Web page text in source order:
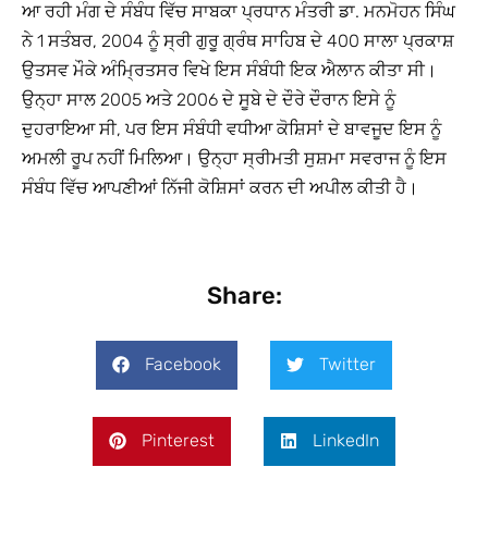
ਆ ਰਹੀ ਮੰਗ ਦੇ ਸੰਬੰਧ ਵਿੱਚ ਸਾਬਕਾ ਪ੍ਰਧਾਨ ਮੰਤਰੀ ਡਾ. ਮਨਮੋਹਨ ਸਿੰਘ
ਨੇ 1 ਸਤੰਬਰ, 2004 ਨੂੰ ਸ੍ਰੀ ਗੁਰੂ ਗ੍ਰੰਥ ਸਾਹਿਬ ਦੇ 400 ਸਾਲਾ ਪ੍ਰਕਾਸ਼
ਉਤਸਵ ਮੌਕੇ ਅੰਮ੍ਰਿਤਸਰ ਵਿਖੇ ਇਸ ਸੰਬੰਧੀ ਇਕ ਐਲਾਨ ਕੀਤਾ ਸੀ।
ਉਨ੍ਹਾ ਸਾਲ 2005 ਅਤੇ 2006 ਦੇ ਸੂਬੇ ਦੇ ਦੌਰੇ ਦੌਰਾਨ ਇਸੇ ਨੂੰ
ਦੁਹਰਾਇਆ ਸੀ, ਪਰ ਇਸ ਸੰਬੰਧੀ ਵਧੀਆ ਕੋਸ਼ਿਸਾਂ ਦੇ ਬਾਵਜੂਦ ਇਸ ਨੂੰ
ਅਮਲੀ ਰੂਪ ਨਹੀਂ ਮਿਲਿਆ। ਉਨ੍ਹਾ ਸ੍ਰੀਮਤੀ ਸੁਸ਼ਮਾ ਸਵਰਾਜ ਨੂੰ ਇਸ
ਸੰਬੰਧ ਵਿੱਚ ਆਪਣੀਆਂ ਨਿੱਜੀ ਕੋਸ਼ਿਸਾਂ ਕਰਨ ਦੀ ਅਪੀਲ ਕੀਤੀ ਹੈ।
Share:
Facebook Twitter
Pinterest LinkedIn